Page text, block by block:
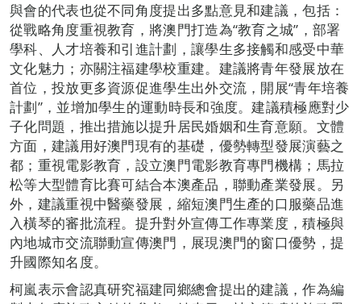
與會的代表也從不同角度提出多點意見和建議，包括：
從戰略角度重視教育，將澳門打造為“教育之城”，部署
學科、人才培養和引進計劃，讓學生多接觸和感受中華
文化魅力；亦關注福建學校重建。建議將青年發展放在
首位，投放更多資源促進學生出外交流，開展“青年培養
計劃”，並增加學生的運動時長和強度。建議積極應對少
子化問題，推出措施以提升居民婚姻和生育意願。文體
方面，建議用好澳門現有的基礎，優勢轉型發展演藝之
都；重視電影教育，設立澳門電影教育專門機構；馬拉
松等大型體育比賽可結合本澳產品，聯動產業發展。另
外，建議重視中醫藥發展，縮短澳門生產的口服藥品進
入橫琴的審批流程。提升對外宣傳工作專業度，積極與
內地城市交流聯動宣傳澳門，展現澳門的窗口優勢，提
升國際知名度。
柯嵐表示會認真研究福建同鄉總會提出的建議，作為編